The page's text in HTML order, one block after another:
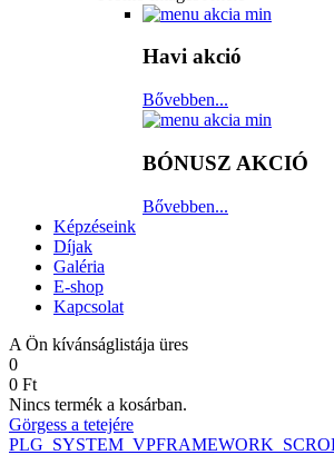
Havi akció
Bővebben...
BÓNUSZ AKCIÓ
Bővebben...
Képzéseink
Díjak
Galéria
E-shop
Kapcsolat
A Ön kívánságlistája üres
0
0 Ft
Nincs termék a kosárban.
Görgess a tetejére